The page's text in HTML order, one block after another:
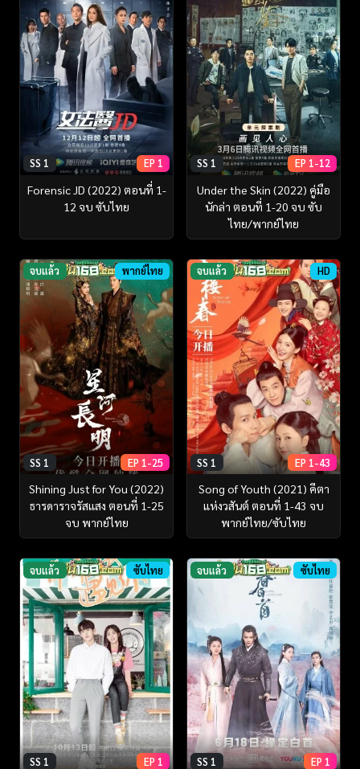
SS 1 EP 1
Forensic JD (2022) ตอนที่ 1-
12 จบ ซับไทย
SS 1 EP 1-12
Under the Skin (2022) คู่มือ
นักล่า ตอนที่ 1-20 จบ ซับ
ไทย/พากย์ไทย
จบแล้ว พากย์ไทย
SS 1 EP 1-25
Shining Just for You (2022)
ธารดาราจรัสแสง ตอนที่ 1-25
จบ พากย์ไทย
จบแล้ว HD
SS 1 EP 1-43
Song of Youth (2021) คีตา
แห่งวสันต์ ตอนที่ 1-43 จบ
พากย์ไทย/ซับไทย
จบแล้ว ซับไทย
SS 1 EP 1
จบแล้ว ซับไทย
SS 1 EP 1